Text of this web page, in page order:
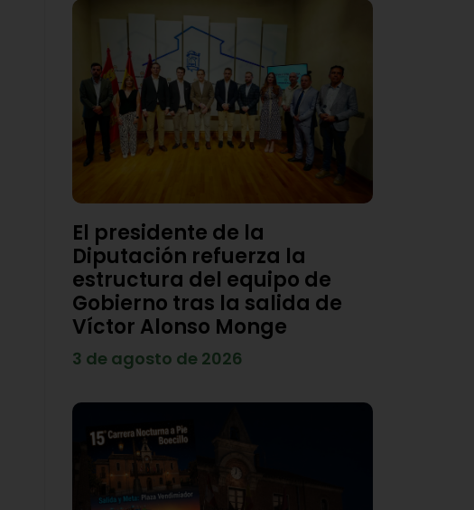
El presidente de la
Diputación refuerza la
estructura del equipo de
Gobierno tras la salida de
Víctor Alonso Monge
3 de agosto de 2026